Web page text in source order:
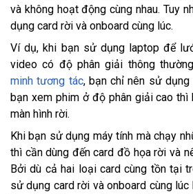
và không hoạt động cùng nhau. Tuy
dụng card rời và onboard cùng lúc.
Ví dụ, khi bạn sử dụng laptop để
video có độ phân giải thông
minh tương tác, bạn chỉ nên sử dụng
bạn xem phim ở độ phân giải cao thì
màn hình rời.
Khi bạn sử dụng máy tính mà chạy
thì cần dùng đến card đồ họa rời và
Bởi dù cả hai loại card cùng tồn tại
sử dụng card rời và onboard cùng lúc